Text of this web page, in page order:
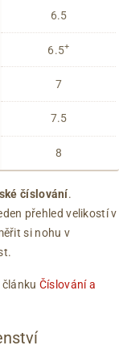
6.5
6.5+
7
7.5
8
číslování.
přehled velikostí v
si nohu v
Číslování a